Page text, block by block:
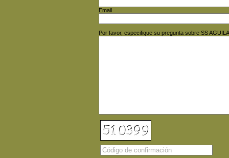
Email
Por favor, especifique su pregunta sobre SS